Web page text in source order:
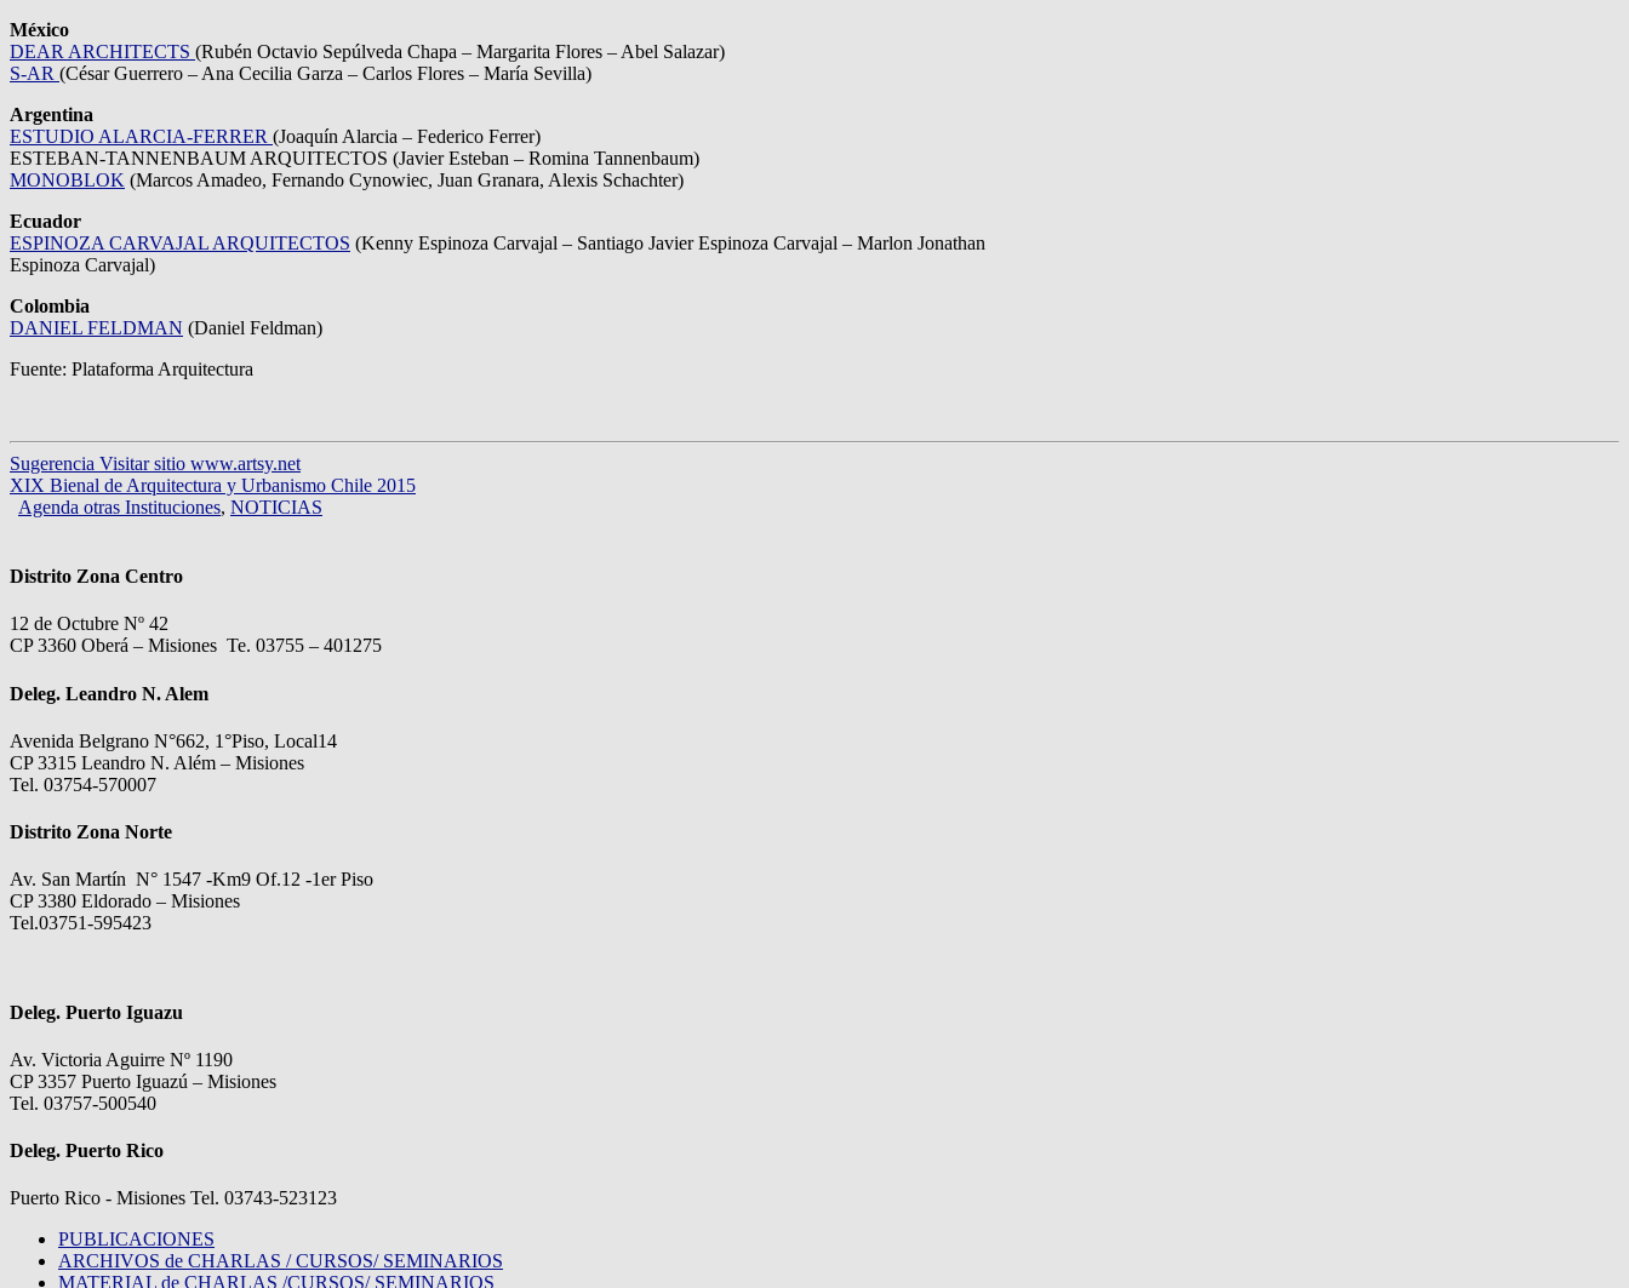
México
DEAR ARCHITECTS (Rubén Octavio Sepúlveda Chapa – Margarita Flores – Abel Salazar)
S-AR (César Guerrero – Ana Cecilia Garza – Carlos Flores – María Sevilla)
Argentina
ESTUDIO ALARCIA-FERRER (Joaquín Alarcia – Federico Ferrer)
ESTEBAN-TANNENBAUM ARQUITECTOS (Javier Esteban – Romina Tannenbaum)
MONOBLOK (Marcos Amadeo, Fernando Cynowiec, Juan Granara, Alexis Schachter)
Ecuador
ESPINOZA CARVAJAL ARQUITECTOS (Kenny Espinoza Carvajal – Santiago Javier Espinoza Carvajal – Marlon Jonathan
Espinoza Carvajal)
Colombia
DANIEL FELDMAN (Daniel Feldman)
Fuente: Plataforma Arquitectura
Sugerencia Visitar sitio www.artsy.net
XIX Bienal de Arquitectura y Urbanismo Chile 2015
Agenda otras Instituciones, NOTICIAS
Distrito Zona Centro
12 de Octubre Nº 42
CP 3360 Oberá – Misiones Te. 03755 – 401275
Deleg. Leandro N. Alem
Avenida Belgrano N°662, 1°Piso, Local14
CP 3315 Leandro N. Além – Misiones
Tel. 03754-570007
Distrito Zona Norte
Av. San Martín N° 1547 -Km9 Of.12 -1er Piso
CP 3380 Eldorado – Misiones
Tel.03751-595423
Deleg. Puerto Iguazu
Av. Victoria Aguirre Nº 1190
CP 3357 Puerto Iguazú – Misiones
Tel. 03757-500540
Deleg. Puerto Rico
Puerto Rico - Misiones Tel. 03743-523123
PUBLICACIONES
ARCHIVOS de CHARLAS / CURSOS/ SEMINARIOS
MATERIAL de CHARLAS /CURSOS/ SEMINARIOS